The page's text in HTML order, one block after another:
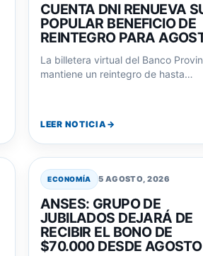
CUENTA DNI RENUEVA
POPULAR BENEFICIO DE
REINTEGRO PARA
La billetera virtual del Banco
mantiene un reintegro de hasta
LEER NOTICIA
ECONOMÍA 5 AGOSTO, 2026
ANSES: GRUPO DE
JUBILADOS DEJARÁ DE
RECIBIR EL BONO DE
$70.000 DESDE AGOSTO